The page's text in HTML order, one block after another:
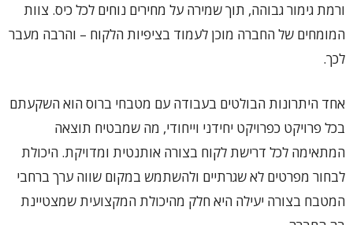
ורמת גימור גבוהה, תוך שמירה על מחירים נוחים לכל כיס. צוות
המומחים של החברה מוכן לעמוד בציפיות הלקוח – והרבה מעבר
לכך.
אחד היתרונות הבולטים בעבודה עם מטבחי ברוס הוא השקעתם
בכל פרויקט כפרויקט יחידני וייחודי, מה שמבטיח תוצאה
המתאימה לכל דרישת לקוח בצורה אותנטית ומדויקת. היכולת
לבחור מפרטים לא שגרתיים ולהשתמש במקום שווה ערך ברחבי
המטבח בצורה יעילה היא חלק מהיכולת המקצועית שמצטיינת